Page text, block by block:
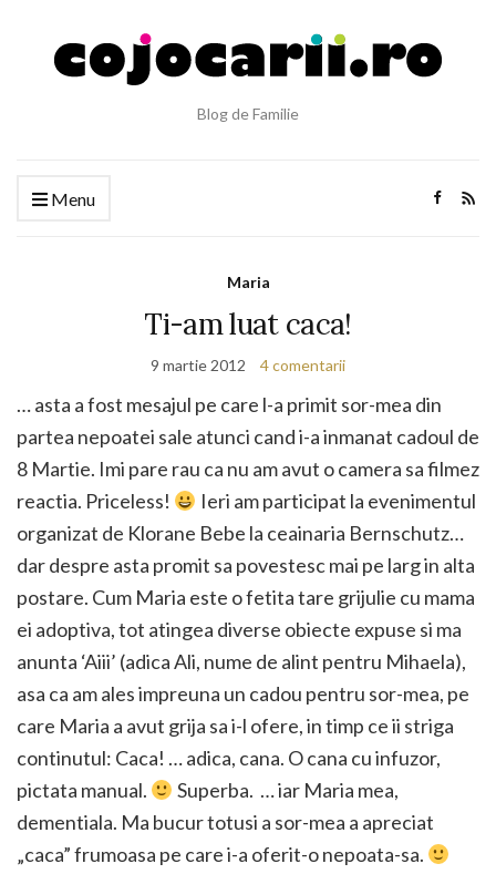
Blog de Familie
Menu
Maria
Ti-am luat caca!
9 martie 2012 4 comentarii
… asta a fost mesajul pe care l-a primit sor-mea din
partea nepoatei sale atunci cand i-a inmanat cadoul de
8 Martie. Imi pare rau ca nu am avut o camera sa filmez
reactia. Priceless!
Ieri am participat la evenimentul
organizat de Klorane Bebe la ceainaria Bernschutz…
dar despre asta promit sa povestesc mai pe larg in alta
postare. Cum Maria este o fetita tare grijulie cu mama
ei adoptiva, tot atingea diverse obiecte expuse si ma
anunta ‘Aiii’ (adica Ali, nume de alint pentru Mihaela),
asa ca am ales impreuna un cadou pentru sor-mea, pe
care Maria a avut grija sa i-l ofere, in timp ce ii striga
continutul: Caca! … adica, cana. O cana cu infuzor,
pictata manual.
Superba. … iar Maria mea,
dementiala. Ma bucur totusi a sor-mea a apreciat
„caca” frumoasa pe care i-a oferit-o nepoata-sa.